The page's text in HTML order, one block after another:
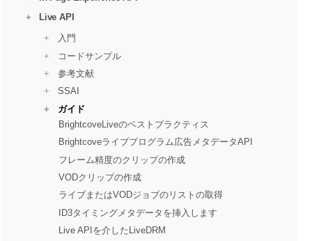
+
Live API
+
入門
+
コードサンプル
+
参考文献
+
SSAI
+
ガイド
BrightcoveLiveのベストプラクティス
Brightcoveライブプログラム広告メタデータAPI
フレーム精度のクリップの作成
VODクリップの作成
ライブまたはVODジョブのリストの取得
ID3タイミングメタデータを挿入します
Live APIを介したLiveDRM